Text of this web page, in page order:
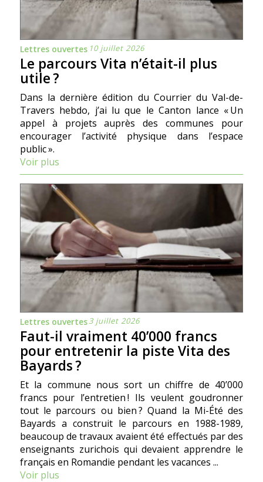
Lettres ouvertes 10 juillet 2026
Le parcours Vita n’était-il plus
utile ?
Dans la dernière édition du Courrier du Val-de-
Travers hebdo, j’ai lu que le Canton lance « Un
appel à projets auprès des communes pour
encourager l’activité physique dans l’espace
public ».
Voir plus
Lettres ouvertes3 juillet 2026
Faut-il vraiment 40’000 francs
pour entretenir la piste Vita des
Bayards ?
Et la commune nous sort un chiffre de 40’000
francs pour l’entretien ! Ils veulent goudronner
tout le parcours ou bien ? Quand la Mi-Été des
Bayards a construit le parcours en 1988-1989,
beaucoup de travaux avaient été effectués par des
enseignants zurichois qui devaient apprendre le
français en Romandie pendant les vacances ...
Voir plus